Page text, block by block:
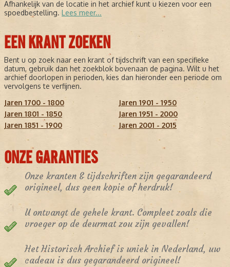
Afhankelijk van de locatie in het archief kunt u kiezen voor een
spoedbestelling. Lees meer...
EEN KRANT ZOEKEN
Bent u op zoek naar een krant of tijdschrift van een specifieke
datum, gebruik dan het zoekblok bovenaan de pagina. Wilt u het
archief doorlopen in perioden, kies dan hieronder een periode om
vervolgens te verfijnen.
Jaren 1700 - 1800
Jaren 1801 - 1850
Jaren 1851 - 1900
Jaren 1901 - 1950
Jaren 1951 - 2000
Jaren 2001 - 2015
ONZE GARANTIES
Onze kranten & tijdschriften zijn gegarandeerd
origineel, dus geen kopie of herdruk!
U ontvangt de gehele krant. Compleet zoals die
vroeger op de deurmat zou zijn gevallen!
Het Historisch Archief is uniek in Nederland, uw
cadeau is dus gegarandeerd origineel!